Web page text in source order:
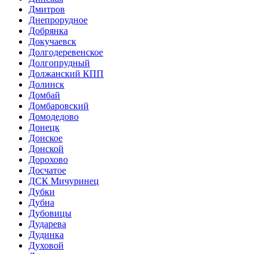
Дмитров
Днепрорудное
Добрянка
Докучаевск
Долгодеревенское
Долгопрудный
Должанский КПП
Долинск
Домбай
Домбаровский
Домодедово
Донецк
Донское
Донской
Дорохово
Досчатое
ДСК Мичуринец
Дубки
Дубна
Дубовицы
Дударева
Дудинка
Духовой